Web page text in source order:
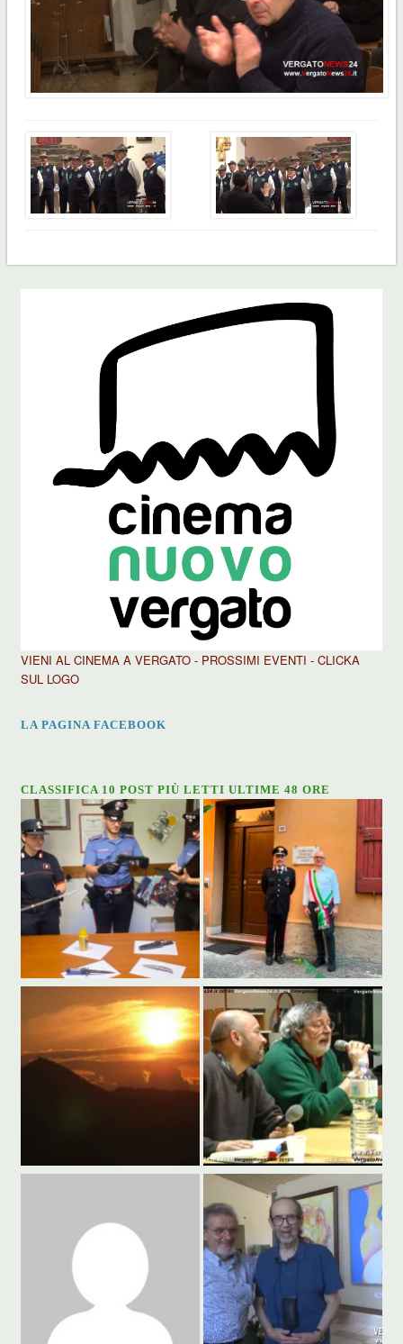
VIENI AL CINEMA A VERGATO - PROSSIMI EVENTI - CLICKA
SUL LOGO
LA PAGINA FACEBOOK
CLASSIFICA 10 POST PIÙ LETTI ULTIME 48 ORE